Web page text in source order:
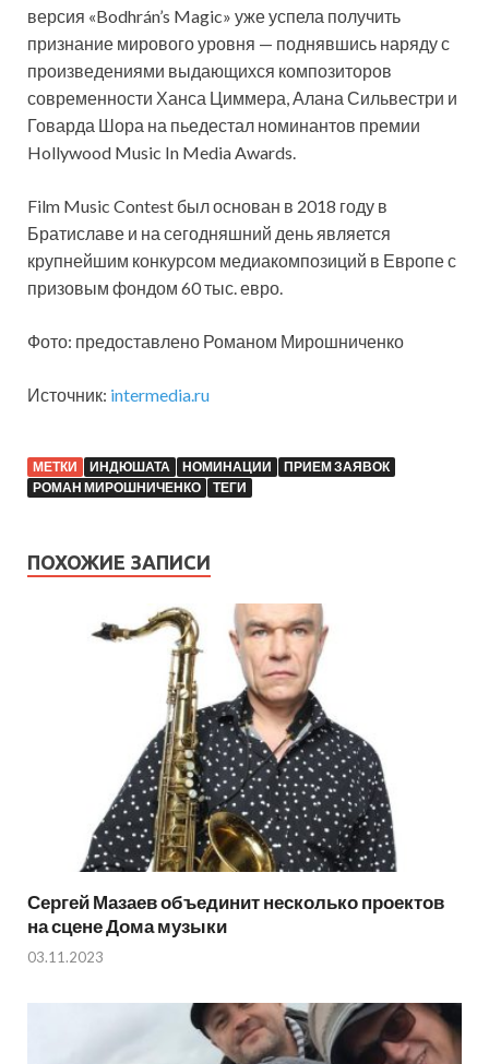
версия «Bodhrán’s Magic» уже успела получить
признание мирового уровня — поднявшись наряду с
произведениями выдающихся композиторов
современности Ханса Циммера, Алана Сильвестри и
Говарда Шора на пьедестал номинантов премии
Hollywood Music In Media Awards.
Film Music Contest был основан в 2018 году в
Братиславе и на сегодняшний день является
крупнейшим конкурсом медиакомпозиций в Европе с
призовым фондом 60 тыс. евро.
Фото: предоставлено Романом Мирошниченко
Источник: intermedia.ru
МЕТКИ ИНДЮШАТА НОМИНАЦИИ
ПРИЕМ ЗАЯВОК
РОМАН МИРОШНИЧЕНКО
ТЕГИ
ПОХОЖИЕ ЗАПИСИ
Сергей Мазаев объединит несколько проектов
на сцене Дома музыки
03.11.2023